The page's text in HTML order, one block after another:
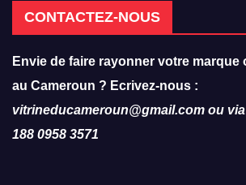
CONTACTEZ-NOUS
Envie de faire rayonner votre
au Cameroun ? Ecrivez-nous :
vitrineducameroun@gmail.com ou
188 0958 3571